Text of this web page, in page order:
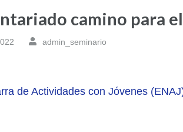
camino para
admin_seminario
de Actividades con Jóvenes